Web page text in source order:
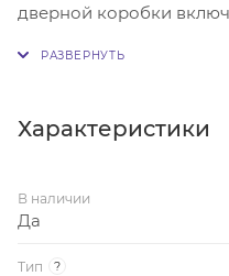
дверной коробки
блока. В комплекте 4
Характеристики
В наличии
Да
Тип ?